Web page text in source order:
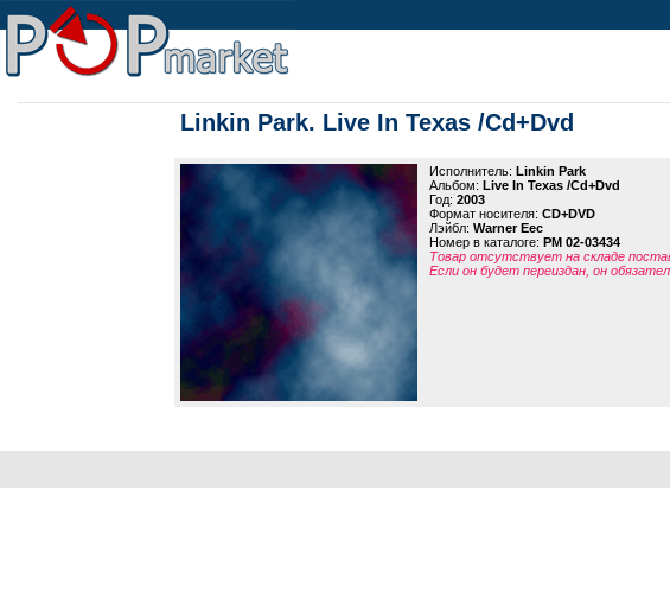
Linkin Park. Live In Texas /Cd+Dvd
Исполнитель: Linkin Park
Альбом: Live In Texas /Cd+Dvd
Год: 2003
Формат носителя: CD+DVD
Лэйбл: Warner Eec
Номер в каталоге: PM 02-03434
Товар отсутствует на складе
Если он будет переиздан, он